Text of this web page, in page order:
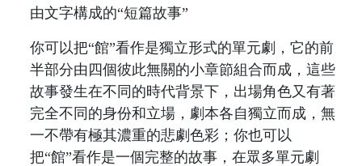
由文字構成的“短篇故事”
你可以把“館”看作是獨立形式的單元劇，它的前
半部分由四個彼此無關的小章節組合而成，這些
故事發生在不同的時代背景下，出場角色又有著
完全不同的身份和立場，劇本各自獨立而成，無
一不帶有極其濃重的悲劇色彩；你也可以
把“館”看作是一個完整的故事，在眾多單元劇